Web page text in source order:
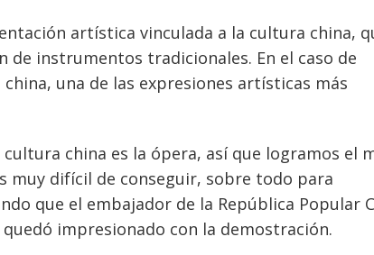
artística vinculada a la cultura china,
instrumentos tradicionales. En el caso de
una de las expresiones artísticas más
china es la ópera, así que logramos el
muy difícil de conseguir, sobre todo para
que el embajador de la República Popular
impresionado con la demostración.